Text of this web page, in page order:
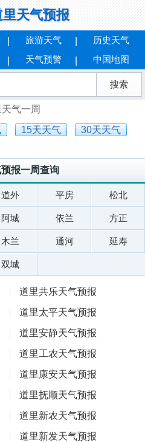
天气预报
旅游天气
历史天气
天气预警 中国地图
气一周
15天天气
30天天气
报一周查询
道外 平房 松北
阿城 依兰 方正
木兰 通河 延寿
双城
道里共乐天气预报
道里太平天气预报
道里安静天气预报
道里工农天气预报
道里康安天气预报
道里抚顺天气预报
道里新农天气预报
道里新发天气预报